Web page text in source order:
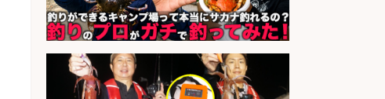
レジカウンター/お釣りの計算不要
の簡単レジ 未経験も安心の研修あり
1日2h
会社名 オーケー株式会社